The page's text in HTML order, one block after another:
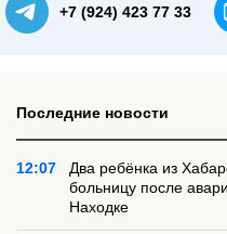
+7 (924) 423 77 33
Последние новости
12:07
Два ребёнка из
больницу после
Находке